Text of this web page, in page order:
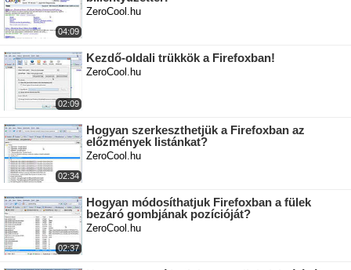
04:09
ZeroCool.hu
02:09
Kezdő-oldali trükkök a Firefoxban!
ZeroCool.hu
02:34
Hogyan szerkeszthetjük a Firefoxban az
előzmények listánkat?
ZeroCool.hu
02:37
Hogyan módosíthatjuk Firefoxban a fülek
bezáró gombjának pozícióját?
ZeroCool.hu